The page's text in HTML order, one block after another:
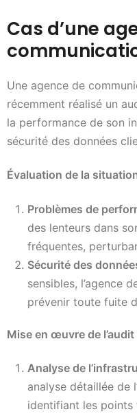
Cas d’une
Une agence de
récemment réalisé un
la performance de son
sécurité des données
Évaluation de la
Problèmes de
des lenteurs dans
fréquentes,
Sécurité des
sensibles, l’agence
prévenir toute fuite
Mise en œuvre de l’audit
Analyse de
analyse détaillée de
identifiant les